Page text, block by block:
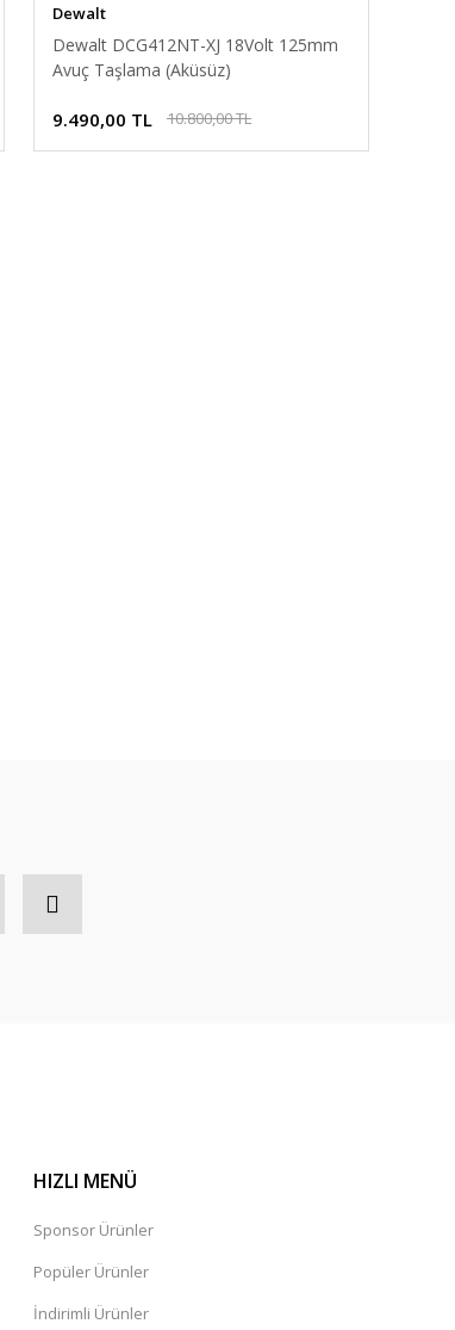
Dewalt
Dewalt DCG412NT-XJ 18Volt 125mm
Avuç Taşlama (Aküsüz)
9.490,00 TL 10.800,00 TL
HIZLI MENÜ
Sponsor Ürünler
Popüler Ürünler
İndirimli Ürünler